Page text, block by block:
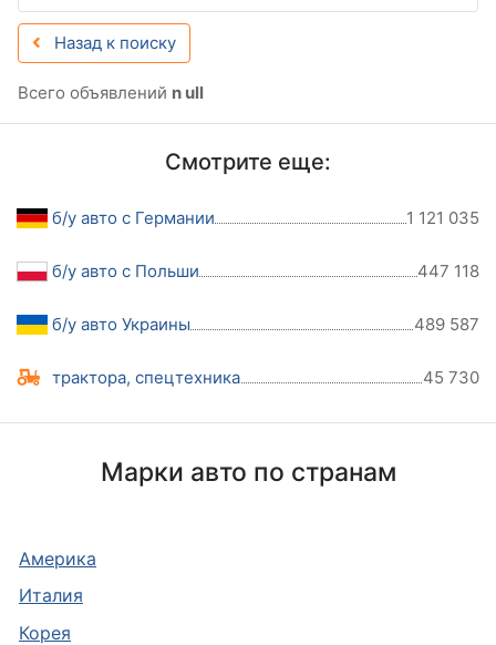
Назад к поиску
Всего объявлений n ull
Смотрите еще:
б/у авто с Германии 1 121 035
б/у авто с Польши 447 118
б/у авто Украины 489 587
трактора, спецтехника 45 730
Марки авто по странам
Америка
Италия
Корея